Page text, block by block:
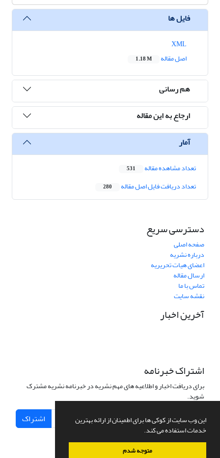
این وب سایت از کوکی ها برای اطمینان از ارائه بهترین
خدمات استفاده می کند.
متوجه شدم
فایل ها
اصل مقاله
1.18 M
هم رسانی
ارجاع به این مقاله
آمار
تعداد مشاهده مقاله 531
تعداد دریافت فایل اصل مقاله 280
دسترسی سریع
صفحه اصلی
درباره نشریه
اعضای هیات تحریریه
ارسال مقاله
تماس با ما
نقشه سایت
آخرین اخبار
اشتراک خبرنامه
برای دریافت اخبار و اطلاعیه های مهم نشریه در خبرنامه نشریه مشترک
شوید.
اشتراک